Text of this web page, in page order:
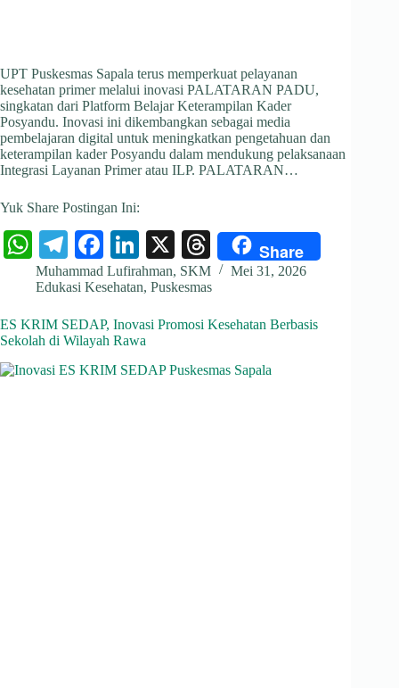
UPT Puskesmas Sapala terus memperkuat pelayanan
kesehatan primer melalui inovasi PALATARAN PADU,
singkatan dari Platform Belajar Keterampilan Kader
Posyandu. Inovasi ini dikembangkan sebagai media
pembelajaran digital untuk meningkatkan pengetahuan dan
keterampilan kader Posyandu dalam mendukung pelaksanaan
Integrasi Layanan Primer atau ILP. PALATARAN…
Yuk Share Postingan Ini:
W
ha
ts
A
pp
Te
le
gr
a
m
Fa
ce
bo
ok
Li
nk
ed
In
X
T
hr
ea
ds
Share
Muhammad Lufirahman, SKM
Mei 31, 2026
Edukasi Kesehatan, Puskesmas
ES KRIM SEDAP, Inovasi Promosi Kesehatan Berbasis
Sekolah di Wilayah Rawa